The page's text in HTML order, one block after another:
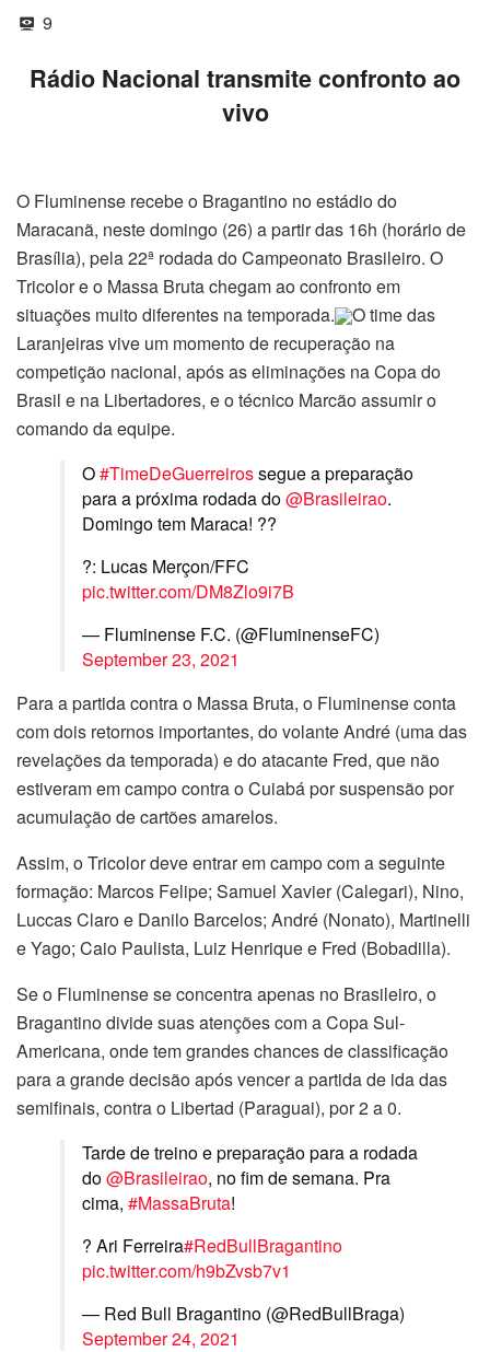
9
Rádio Nacional transmite confronto ao
vivo
O Fluminense recebe o Bragantino no estádio do
Maracanã, neste domingo (26) a partir das 16h (horário de
Brasília), pela 22ª rodada do Campeonato Brasileiro. O
Tricolor e o Massa Bruta chegam ao confronto em
situações muito diferentes na temporada.
O time das
Laranjeiras vive um momento de recuperação na
competição nacional, após as eliminações na Copa do
Brasil e na Libertadores, e o técnico Marcão assumir o
comando da equipe.
O#TimeDeGuerreirossegue a preparação
para a próxima rodada do@Brasileirao.
Domingo tem Maraca! ??
?: Lucas Merçon/FFC
pic.twitter.com/DM8Zlo9i7B
— Fluminense F.C. (@FluminenseFC)
September 23, 2021
Para a partida contra o Massa Bruta, o Fluminense conta
com dois retornos importantes, do volante André (uma das
revelações da temporada) e do atacante Fred, que não
estiveram em campo contra o Cuiabá por suspensão por
acumulação de cartões amarelos.
Assim, o Tricolor deve entrar em campo com a seguinte
formação: Marcos Felipe; Samuel Xavier (Calegari), Nino,
Luccas Claro e Danilo Barcelos; André (Nonato), Martinelli
e Yago; Caio Paulista, Luiz Henrique e Fred (Bobadilla).
Se o Fluminense se concentra apenas no Brasileiro, o
Bragantino divide suas atenções com a Copa Sul-
Americana, onde tem grandes chances de classificação
para a grande decisão após vencer a partida de ida das
semifinais, contra o Libertad (Paraguai), por 2 a 0.
Tarde de treino e preparação para a rodada
do@Brasileirao, no fim de semana. Pra
cima, #MassaBruta!
? Ari Ferreira#RedBullBragantino
pic.twitter.com/h9bZvsb7v1
— Red Bull Bragantino (@RedBullBraga)
September 24, 2021